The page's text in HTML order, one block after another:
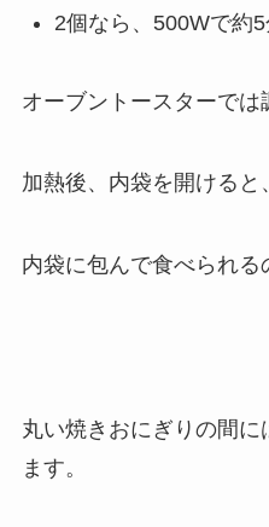
2個なら、500Wで約
オーブントースターでは
加熱後、内袋を開けると
内袋に包んで食べられる
丸い焼きおにぎりの間
ます。